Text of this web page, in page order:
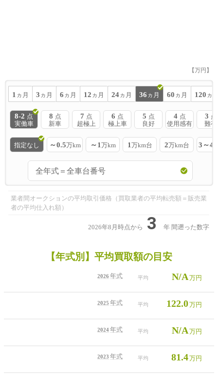
【万円】
1 ヵ月 3 ヵ月 6 ヵ月 12 ヵ月 24 ヵ月 36 ヵ月 60 ヵ月 120 ヵ
8-2 点
実働車
8 点
新車
7 点
超極上
6 点
極上車
5 点
良好
4 点
使用感有
3 点
難有
指定なし ～0.5万km ～1 万km 1 万km台 2万km台 3～4
業者間オークションの平均取引価格（買取業者の平均転売額＝販売業
者の平均仕入れ額）
2026年8月時点から 3 年 間遡った数字
【年式別】平均買取額の目安
2026 年式 平均 N/A万円
2025 年式 平均 122.0万円
2024年式 平均 N/A万円
2023 年式 平均 81.4万円